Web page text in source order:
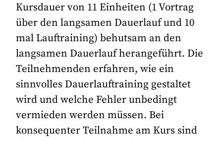
Kursdauer von 11 Einheiten (1 Vortrag
über den langsamen Dauerlauf und 10
mal Lauftraining) behutsam an den
langsamen Dauerlauf herangeführt. Die
Teilnehmenden erfahren, wie ein
sinnvolles Dauerlauftraining gestaltet
wird und welche Fehler unbedingt
vermieden werden müssen. Bei
konsequenter Teilnahme am Kurs sind